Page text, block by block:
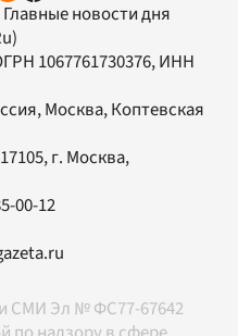
Главные новости дня
1067761730376, ИНН
Москва, Коптевская
, г. Москва,
00-12
СМИ Эл № ФС77-67642